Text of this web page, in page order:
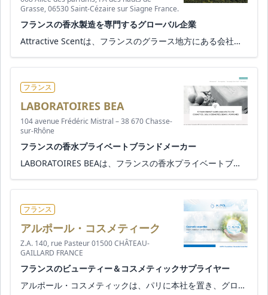
Grasse, 06530 Saint-Cézaire sur Siagne France.
フランスの香水製造を専門するグローバル企業
Attractive Scentは、フランスのグラース地方にある会社で、2018年から香水作成を専門としています。 そして世界中に拠点を...
フランス
LABORATOIRES BEA
104 avenue Frédéric Mistral – 38 670 Chasse-
sur-Rhône
フランスの香水プライベートブランドメーカー
LABORATOIRES BEAは、フランスの香水プライベートブランドメーカーです。 化粧品、固形化粧品、石鹸、香水製品の設計から製...
フランス
アルポール・コスメティーク
Z.A. 140, rue Pasteur 01500 CHÂTEAU-
GAILLARD FRANCE
フランスのビューティー＆コスメティックサプライヤー
アルポール・コスメティックは、パリに本社を置き、グローバルに展開する美容・化粧品会社です。 ビューティアイテム、香水...